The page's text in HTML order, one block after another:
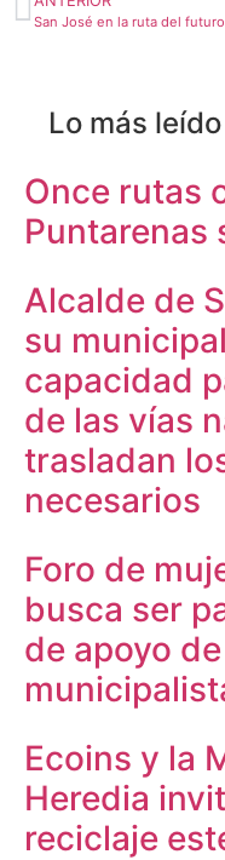
San José en la ruta del futuro
Lo más leído
Once rutas
Puntarenas
Alcalde de
su
capacidad
de las vías
trasladan
necesarios
Foro de
busca ser
de apoyo
Ecoins y la
Heredia
reciclaje